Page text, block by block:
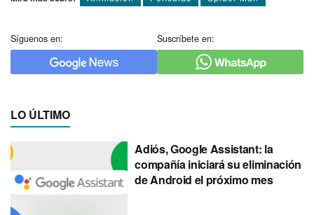
Síguenos en: Suscríbete en:
LO ÚLTIMO
Adiós, Google Assistant: la
compañía iniciará su eliminación
de Android el próximo mes